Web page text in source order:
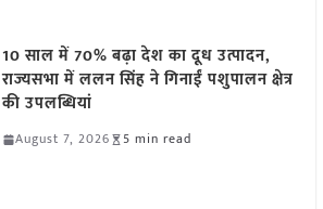
10 साल में 70% बढ़ा देश का दूध उत्पादन,
राज्यसभा में ललन सिंह ने गिनाईं पशुपालन क्षेत्र
की उपलब्धियां
August 7, 2026 5 min read